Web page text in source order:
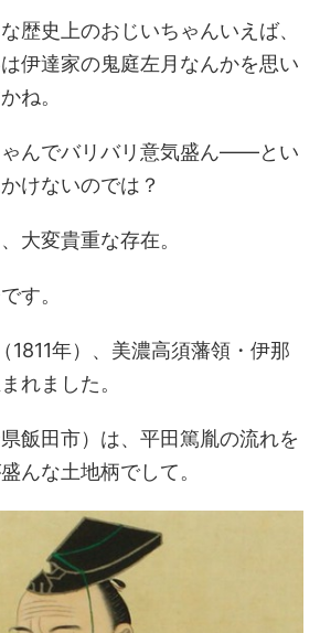
歴史上のおじいちゃんいえば、
伊達家の鬼庭左月なんかを思い
ね。
ゃんでバリバリ意気盛ん――とい
けないのでは？
大変貴重な存在。
す。
1811年）、美濃高須藩領・伊那
れました。
飯田市）は、平田篤胤の流れを
んな土地柄でして。